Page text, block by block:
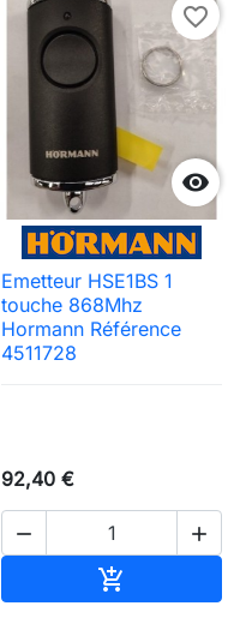

favorite_border
Emetteur HSE1BS 1
touche 868Mhz
Hormann Référence
4511728
92,40 €
 
